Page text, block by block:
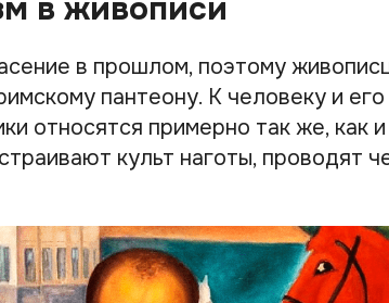
в живописи
в прошлом, поэтому
пантеону. К человеку и
относятся примерно так же, как
культ наготы, проводят